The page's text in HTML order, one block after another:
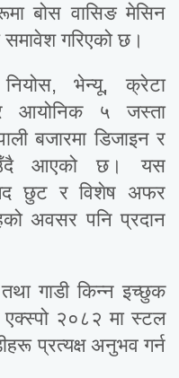
बोस वासिङ मेसिन
गरिएको छ।
भेन्यू, क्रेटा
आयोनिक ५ जस्ता
बजारमा डिजाइन र
आएको छ। यस
छुट र विशेष अफर
अवसर पनि प्रदान
गाडी किन्न इच्छुक
एक्स्पो २०८२ मा स्टल
प्रत्यक्ष अनुभव गर्न